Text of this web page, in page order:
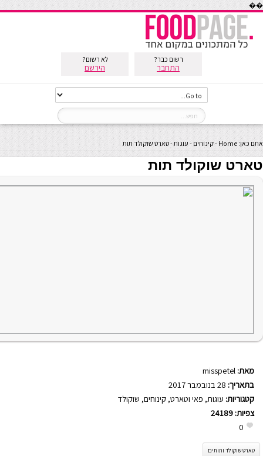
��
רשום כבר?
התחבר
לא רשום?
הירשם
אתם כאן: Home
-קינוחים - עוגות-טארט שוקולד תות
טארט שוקולד תות
מאת: misspetel
בתאריך:
קטגוריות: עוגות, פאי וטארט, קינוחים, שוקולד
צפיות: 24189
0
טארט שוקולד ותותים